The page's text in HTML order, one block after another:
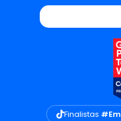
Finalistas